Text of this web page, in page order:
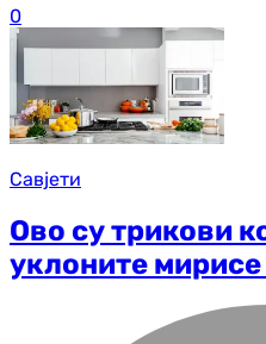
0
Савјети
Ово су трикови
уклоните